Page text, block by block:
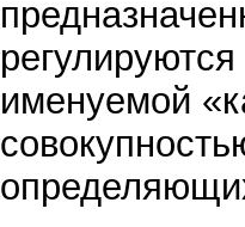
именуемой